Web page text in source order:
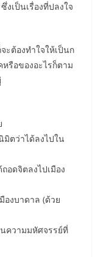
เป็นเรื่องที่ปลงใจ
ะต้องทำใจให้เป็นก
รือของอะไรก็ตาม
มิตว่าได้ลงไปใน
อดจิตลงไปเมือง
องบาดาล (ด้วย
ความมหัศจรรย์ที่